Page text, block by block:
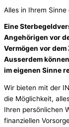
Alles in Ihrem Sinne
Eine
Angehörigen vor
Vermögen vor
Ausserdem
im eigenen Sinne
Wir bieten mit der
die Möglichkeit,
Ihren persönlichen
finanziellen